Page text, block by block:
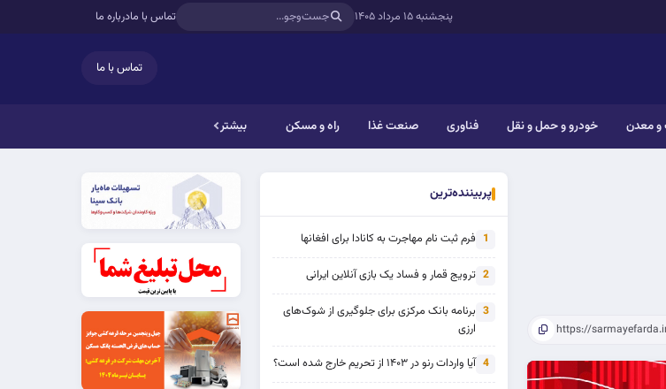
پنجشنبه ۱۵ مرداد ۱۴۰۵ تماس با مادرباره ما
تماس با ما
معدن خودرو و حمل و نقل فناوری صنعت غذا راه و مسکن بیشتر
پربیننده‌ترین
1 فرم ثبت نام مهاجرت به کانادا برای افغانها
2 ترویج قمار و فساد یک بازی آنلاین ایرانی
3 برنامه بانک مرکزی برای جلوگیری از شوک‌های
ارزی
4 آیا واردات رنو در ۱۴۰۳ از تحریم خارج شده است؟